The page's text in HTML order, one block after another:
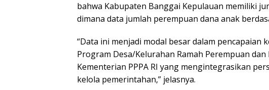
bahwa Kabupaten Banggai Kepulauan memiliki
dimana data jumlah perempuan dana anak
“Data ini menjadi modal besar dalam
Program Desa/Kelurahan Ramah Perempuan
Kementerian PPPA RI yang mengintegrasikan
kelola pemerintahan,” jelasnya.